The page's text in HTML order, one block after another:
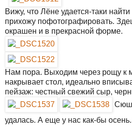
Вижу, что Лёне удается-таки
прихожу пофотографировать.
окрашен и в прекрасной форме.
Нам пора. Выходим через рощу к
накрывает стол, идеально
пейзаж: честный свежий сыр,
удалась. А еще у нас как-бы